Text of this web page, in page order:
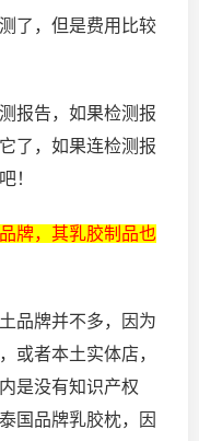
了，但是费用比较
报告，如果检测报
了，如果连检测报
！
牌，其乳胶制品也
品牌并不多，因为
或者本土实体店，
是没有知识产权
国品牌乳胶枕，因